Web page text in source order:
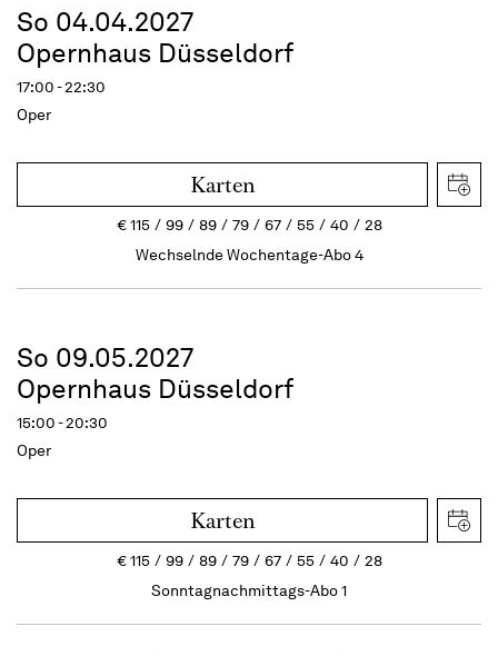
So 04.04.2027
Opernhaus Düsseldorf
17:00 - 22:30
Oper
Karten
€115 99 89 79 67 55 40
28
Wechselnde Wochentage-Abo 4
So 09.05.2027
Opernhaus Düsseldorf
15:00 - 20:30
Oper
Karten
€115 99 89 79 67 55 40
28
Sonntagnachmittags-Abo 1